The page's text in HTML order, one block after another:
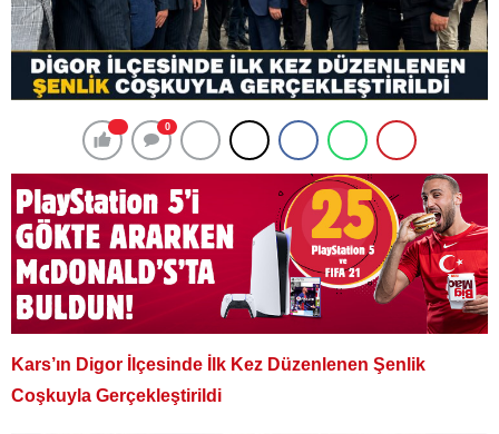
0
Kars’ın Digor İlçesinde İlk Kez Düzenlenen Şenlik
Coşkuyla Gerçekleştirildi